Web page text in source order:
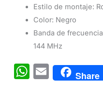
Estilo de montaje:
Color: Negro
Banda de
144 MHz
W E
m
Share